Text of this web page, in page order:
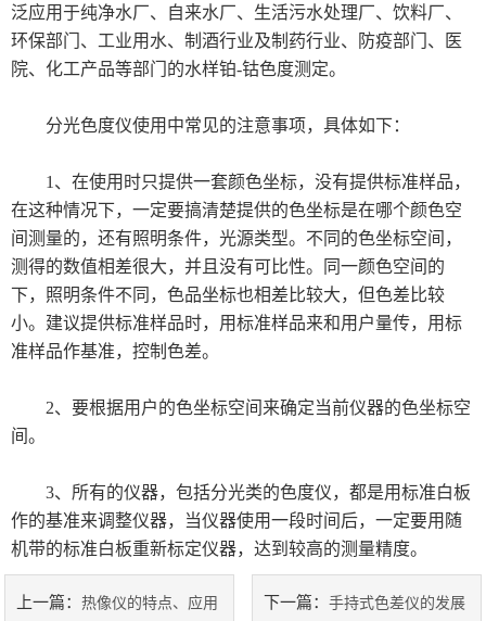
日本东上热学
柴田科学
MAAG玛格仪器
德国烘箱
日本三菱化学
美国哈希HACH
进口色差仪
thermax测温纸
瑞士梅特勒
德国 IKA艾卡
泛应用于纯净水厂、自来水厂、生活污水处理厂、饮料厂、
环保部门、工业用水、制酒行业及制药行业、防疫部门、医
院、化工产品等部门的水样铂-钴色度测定。
分光色度仪使用中常见的注意事项，具体如下：
1、在使用时只提供一套颜色坐标，没有提供标准样品，
在这种情况下，一定要搞清楚提供的色坐标是在哪个颜色空
间测量的，还有照明条件，光源类型。不同的色坐标空间，
测得的数值相差很大，并且没有可比性。同一颜色空间的
下，照明条件不同，色品坐标也相差比较大，但色差比较
小。建议提供标准样品时，用标准样品来和用户量传，用标
准样品作基准，控制色差。
2、要根据用户的色坐标空间来确定当前仪器的色坐标空
间。
3、所有的仪器，包括分光类的色度仪，都是用标准白板
作的基准来调整仪器，当仪器使用一段时间后，一定要用随
机带的标准白板重新标定仪器，达到较高的测量精度。
上一篇：热像仪的特点、应用 下一篇： 手持式色差仪的发展